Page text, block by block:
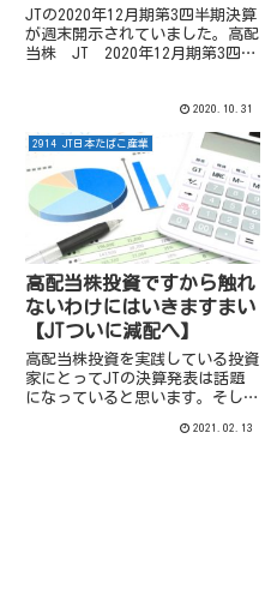
JTの2020年12月期第3四半期決算
が週末開示されていました。高配
当株 JT 2020年12月期第3四半
年同時期と比較すると減収減益で
した。売上は2.5％のマイナスに
留まってい...
2020.10.31
2914 JT日本たばこ産業
高配当株投資ですから触れ
ないわけにはいきますまい
【JTついに減配へ】
高配当株投資を実践している投資
家にとってJTの決算発表は話題
になっていると思います。そして
うか、減配するようです。高配当
2021.02.13